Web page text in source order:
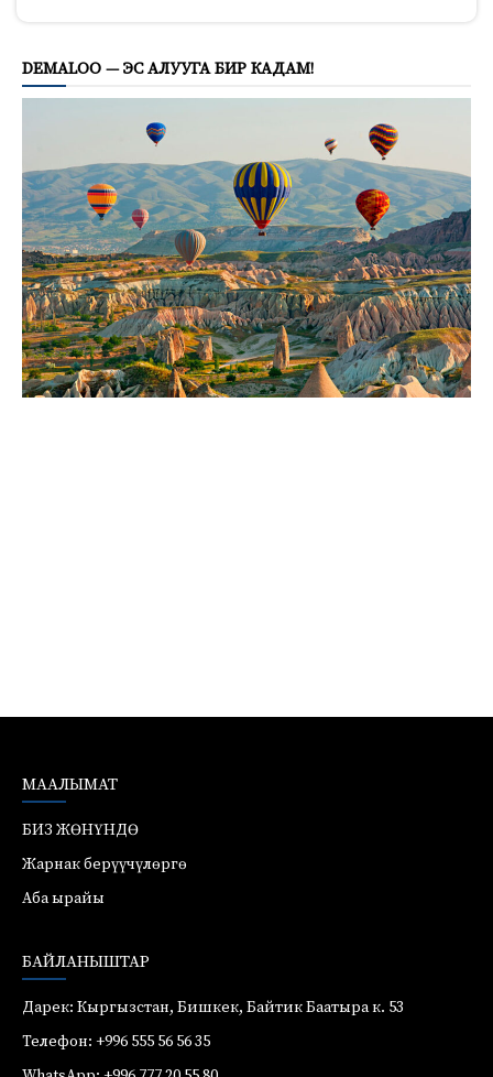
DEMALOO — ЭС АЛУУГА БИР КАДАМ!
МААЛЫМАТ
БИЗ ЖӨНҮНДӨ
Жарнак берүүчүлөргө
Аба ырайы
БАЙЛАНЫШТАР
Дарек: Кыргызстан, Бишкек, Байтик Баатыра к. 53
Телефон: +996 555 56 56 35